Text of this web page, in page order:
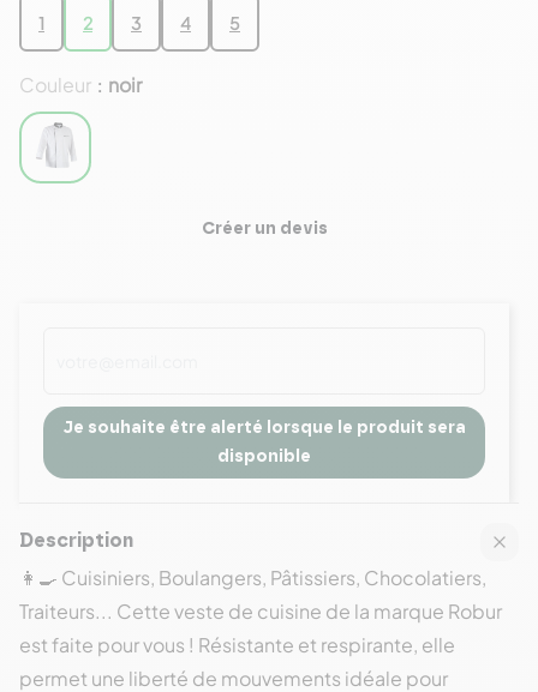
1 2 3 4 5
Couleur : noir
Créer un devis
Je souhaite être alerté lorsque le produit sera
disponible
Description
👩‍🍳 Cuisiniers, Boulangers, Pâtissiers, Chocolatiers,
Traiteurs... Cette veste de cuisine de la marque Robur
est faite pour vous ! Résistante et respirante, elle
permet une liberté de mouvements idéale pour